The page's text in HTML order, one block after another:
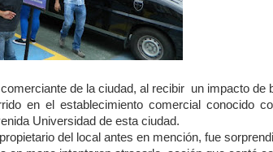
de la ciudad, al recibir un impacto de
en el establecimiento comercial conocido
Universidad de esta ciudad.
del local antes en mención, fue